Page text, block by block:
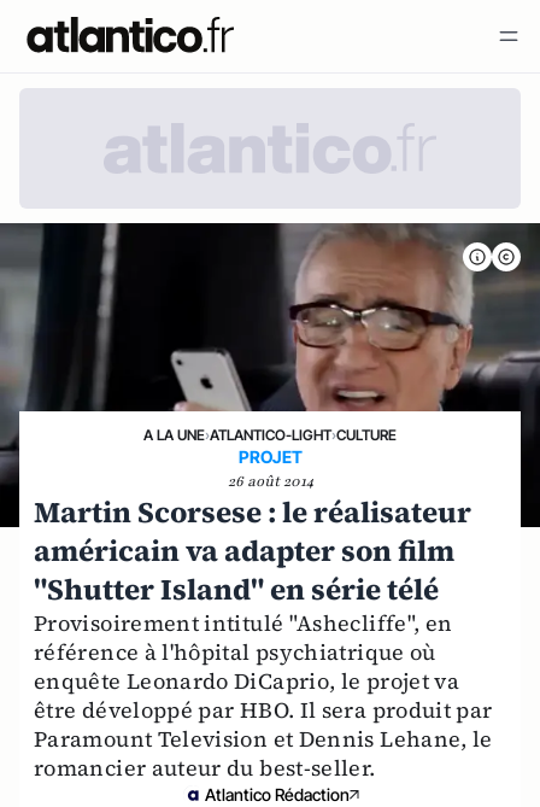
A LA UNE›ATLANTICO-LIGHT›CULTURE
PROJET
26 août 2014
Martin Scorsese : le réalisateur
américain va adapter son film
"Shutter Island" en série télé
Provisoirement intitulé "Ashecliffe", en
référence à l'hôpital psychiatrique où
enquête Leonardo DiCaprio, le projet va
être développé par HBO. Il sera produit par
Paramount Television et Dennis Lehane, le
romancier auteur du best-seller.
Atlantico Rédaction